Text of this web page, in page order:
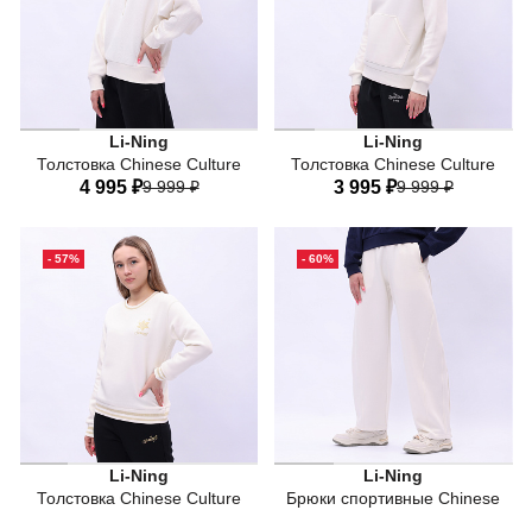
Li-Ning
Толстовка Chinese Culture
Стильная толстовка Li-Ning Chinese Culture легко
Мягкая и дышащая ткань подарит вам комфорт, а
Энергия, комфорт и стиль в одном!
4 995 ₽9 999 ₽
40 44
52
Li-Ning
Толстовка Chinese Culture
Стильная толстовка Li-
Мягкая и дышащая ткань
Энергия, комфорт и стиль
3 995 ₽9 999 ₽
42 44 46 48
52
- 57%
Li-Ning
Толстовка Chinese Culture
Стильная толстовка Li-Ning Chinese Culture легко
- 60%
Li-Ning
Брюки спортивные Chinese
Стиль и